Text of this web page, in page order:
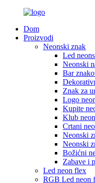
Dom
Proizvodi
Neonski znak
Led
Neonski
Bar
Znak za
Logo
Kupite
Klub
Crtani
Neonski
Neonski
Božićni
Zabave i
Led neon flex
RGB Led neon